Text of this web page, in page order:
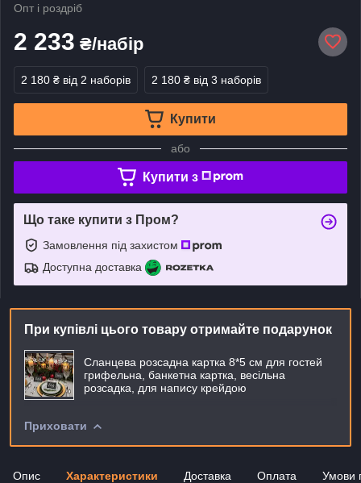
Опт і роздріб
2 233 ₴/набір
2 180 ₴ від 2 наборів 2 180 ₴ від 3 наборів
Купити
або
Купити з
Що таке купити з Пром?
Замовлення під захистом
Доступна доставка
При купівлі цього товару отримайте подарунок
Сланцева розсадна картка 8*5 см для гостей
грифельна, банкетна картка, весільна
розсадка, для напису крейдою
Приховати
Опис Характеристики Доставка Оплата Умови